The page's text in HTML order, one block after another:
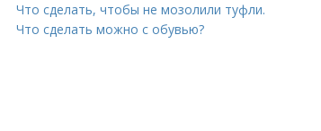
Что сделать, чтобы не мозолили туфли.
Что сделать можно с обувью?